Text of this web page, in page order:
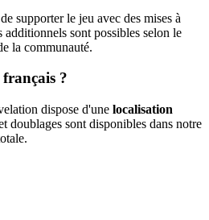
supporter le jeu avec des mises à
sont possibles selon le
la communauté.
?
dispose d'une localisation
doublages sont disponibles dans notre